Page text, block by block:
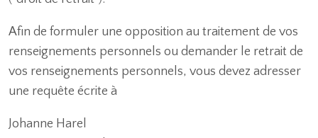
Afin de formuler une opposition au traitement de vos
renseignements personnels ou demander le retrait de
vos renseignements personnels, vous devez adresser
une requête écrite à
Johanne Harel